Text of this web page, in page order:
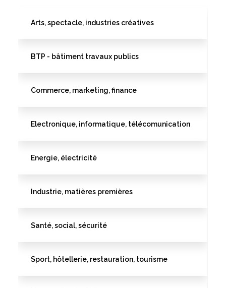
Arts, spectacle, industries créatives
BTP - bâtiment travaux publics
Commerce, marketing, finance
Electronique, informatique, télécomunication
Energie, électricité
Industrie, matières premières
Santé, social, sécurité
Sport, hôtellerie, restauration, tourisme